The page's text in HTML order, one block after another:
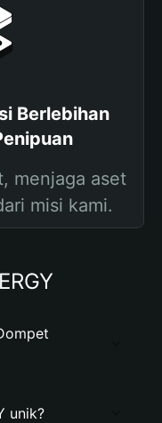
Berlebihan
menjaga aset
misi kami.
unik?